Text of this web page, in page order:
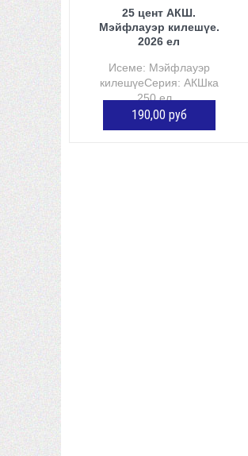
25 цент АКШ.
Мэйфлауэр килешүе.
2026 ел
Исеме: Мэйфлауэр
килешүеСерия: АКШка
250 ел...
190,00 руб